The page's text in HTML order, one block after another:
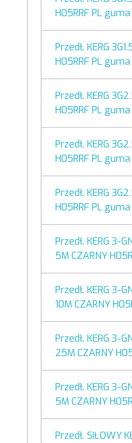
H05RRF PL guma
Przedł. KERG
H05RRF PL guma
Przedł. KERG
H05RRF PL guma
Przedł. KERG
H05RRF PL guma
Przedł. KERG
H05RRF PL guma
Przedł. KERG 3-
5M CZARNY
Przedł. KERG 3-
10M CZARNY
Przedł. KERG 3-
25M CZARNY
Przedł. KERG 3-
5M CZARNY
Przedł. SIŁOWY